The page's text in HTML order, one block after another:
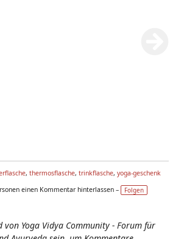
, thermosflasche, trinkflasche, yoga-geschenk
einen Kommentar hinterlassen –
Folgen
von Yoga Vidya Community - Forum für